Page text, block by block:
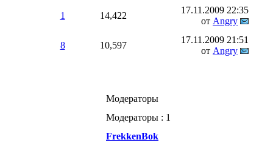
1 14,422
17.11.2009 22:35
от Angry
8 10,597
17.11.2009 21:51
от Angry
Модераторы
Модераторы : 1
FrekkenBok